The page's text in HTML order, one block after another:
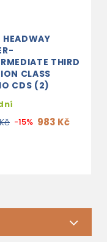
HEADWAY
THIRD
CLASS
CDS (2)
-15% 983 Kč